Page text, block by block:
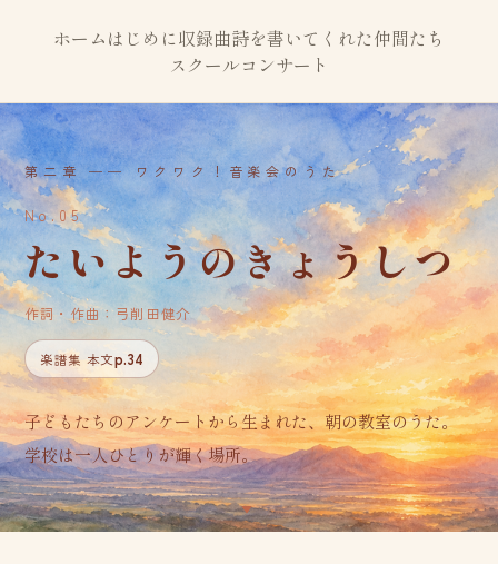
ホームはじめに収録曲詩を書いてくれた仲間たち
スクールコンサート
第二章 ── ワクワク！音楽会のうた
No.05
たいようのきょうしつ
作詞・作曲：弓削田健介
楽譜集 本文p.34
子どもたちのアンケートから生まれた、朝の教室のうた。
学校は一人ひとりが輝く場所。
▼